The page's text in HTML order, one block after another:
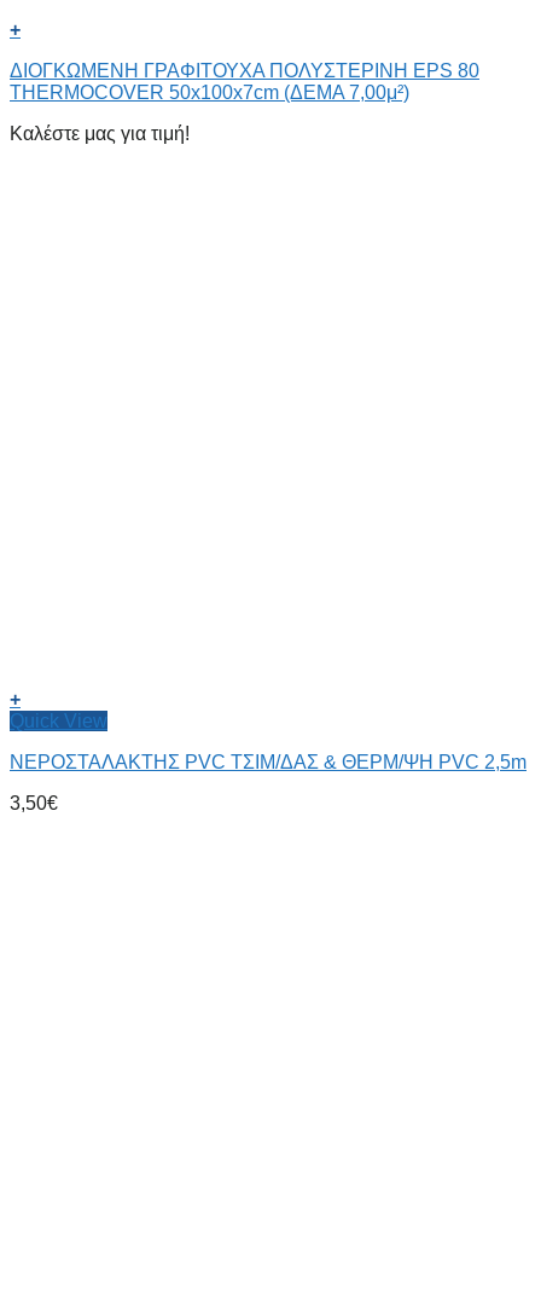
+
ΔΙΟΓΚΩΜΕΝΗ ΓΡΑΦΙΤΟΥΧΑ ΠΟΛΥΣΤΕΡΙΝΗ EPS 80
THERMOCOVER 50x100x7cm (ΔΕΜΑ 7,00μ²)
Καλέστε μας για τιμή!
+
Quick View
ΝΕΡΟΣΤΑΛΑΚΤΗΣ PVC ΤΣΙΜ/ΔΑΣ & ΘΕΡΜ/ΨΗ PVC 2,5m
3,50€